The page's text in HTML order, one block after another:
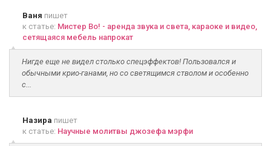
Ваня пишет
к статье: Мистер Во! - аренда звука и света, караоке и видео,
сетящаяся мебель напрокат
Нигде еще не видел столько спецэффектов! Пользовался и
обычными крио-ганами, но со светящимся стволом и особенно
с...
Назира пишет
к статье: Научные молитвы джозефа мэрфи